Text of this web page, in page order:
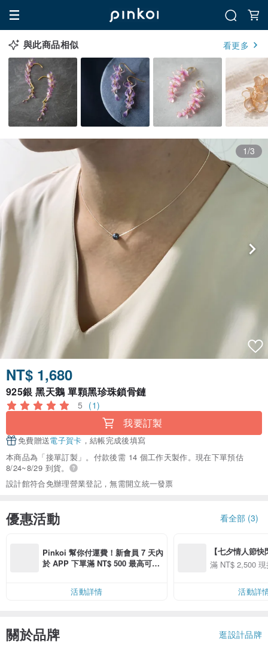
與此商品相似 看更多
1/3
NT$ 1,680
925銀 黑天鵝 單顆黑珍珠鎖骨鏈
5 (1)
我要訂製
免費贈送電子賀卡 ，結帳完成後填寫
本商品為「接單訂製」。付款後需 14 個工作天製作。現在下單預估
8/24~8/29 到貨。
設計館符合免辦理營業登記，無需開立統一發票
優惠活動 看全部 (3)
Pinkoi 幫你付運費！新會員 7 天內
於 APP 下單滿 NT$ 500 最高可折
活動詳情
【七夕情人節
用 APP 購買任
滿 NT$ 2,500
活動詳
關於品牌 逛設計品牌